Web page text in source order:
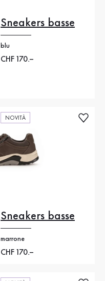
Sneakers basse
blu
Nuovo prezzo
CHF 170.–
NOVITÀ
Sneakers basse
marrone
Nuovo prezzo
CHF 170.–